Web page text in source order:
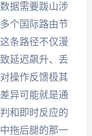
据需要跋山涉
个国际路由节
条路径不仅漫
延迟飙升、丢
操作反馈极其
异可能就是通
和即时反应的
拖后腿的那一